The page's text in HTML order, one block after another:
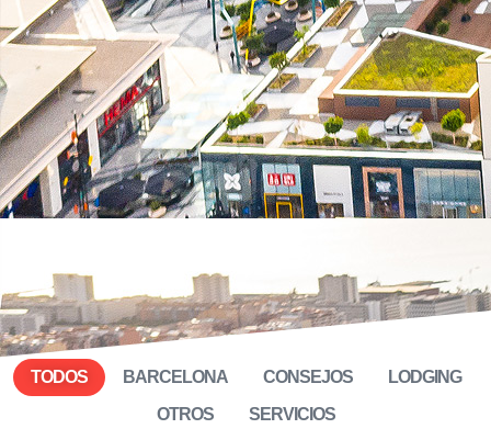
BARCELONA CONSEJOS
LODGING
OTROS
SERVICIOS
TODOS